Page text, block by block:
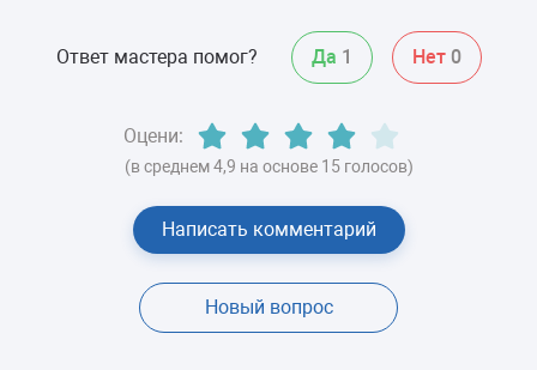
Ответ мастера помог? Да 1 Нет 0
Оцени:
(в среднем 4,9 на основе 15 голосов)
Написать комментарий
Новый вопрос